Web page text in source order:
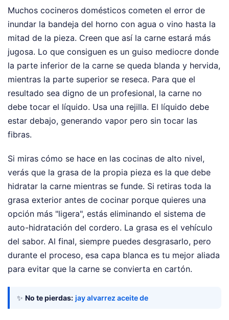
Muchos cocineros domésticos cometen el error de
inundar la bandeja del horno con agua o vino hasta la
mitad de la pieza. Creen que así la carne estará más
jugosa. Lo que consiguen es un guiso mediocre donde
la parte inferior de la carne se queda blanda y hervida,
mientras la parte superior se reseca. Para que el
resultado sea digno de un profesional, la carne no
debe tocar el líquido. Usa una rejilla. El líquido debe
estar debajo, generando vapor pero sin tocar las
fibras.
Si miras cómo se hace en las cocinas de alto nivel,
verás que la grasa de la propia pieza es la que debe
hidratar la carne mientras se funde. Si retiras toda la
grasa exterior antes de cocinar porque quieres una
opción más "ligera", estás eliminando el sistema de
auto-hidratación del cordero. La grasa es el vehículo
del sabor. Al final, siempre puedes desgrasarlo, pero
durante el proceso, esa capa blanca es tu mejor aliada
para evitar que la carne se convierta en cartón.
✨ No te pierdas: jay alvarrez aceite de